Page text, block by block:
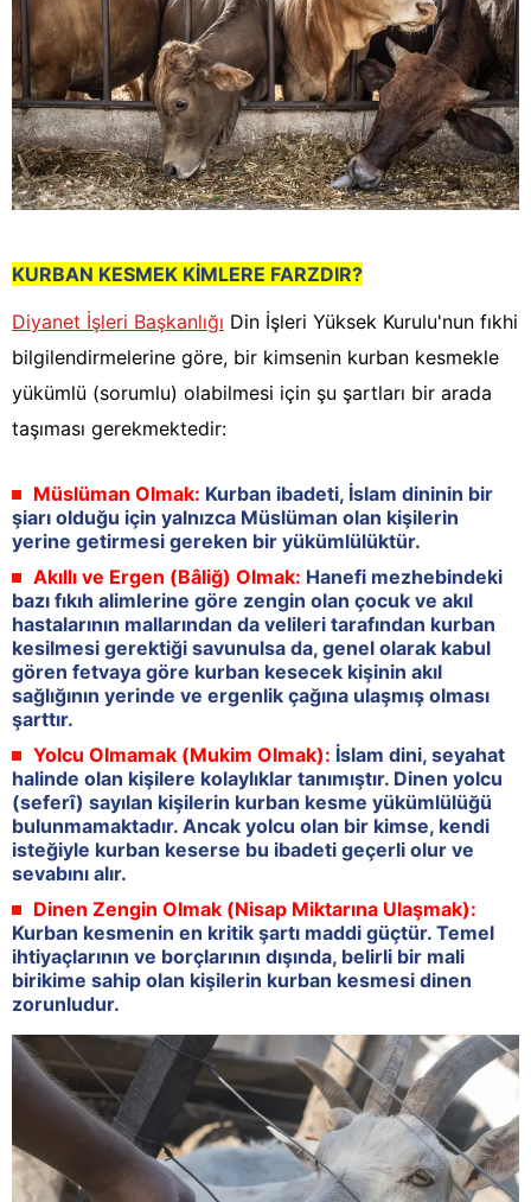
KURBAN KESMEK KİMLERE FARZDIR?
Diyanet İşleri Başkanlığı Din İşleri Yüksek Kurulu'nun fıkhi
bilgilendirmelerine göre, bir kimsenin kurban kesmekle
yükümlü (sorumlu) olabilmesi için şu şartları bir arada
taşıması gerekmektedir:
Müslüman Olmak: Kurban ibadeti, İslam dininin bir
şiarı olduğu için yalnızca Müslüman olan kişilerin
yerine getirmesi gereken bir yükümlülüktür.
Akıllı ve Ergen (Bâliğ) Olmak: Hanefi mezhebindeki
bazı fıkıh alimlerine göre zengin olan çocuk ve akıl
hastalarının mallarından da velileri tarafından kurban
kesilmesi gerektiği savunulsa da, genel olarak kabul
gören fetvaya göre kurban kesecek kişinin akıl
sağlığının yerinde ve ergenlik çağına ulaşmış olması
şarttır.
Yolcu Olmamak (Mukim Olmak): İslam dini, seyahat
halinde olan kişilere kolaylıklar tanımıştır. Dinen yolcu
(seferî) sayılan kişilerin kurban kesme yükümlülüğü
bulunmamaktadır. Ancak yolcu olan bir kimse, kendi
isteğiyle kurban keserse bu ibadeti geçerli olur ve
sevabını alır.
Dinen Zengin Olmak (Nisap Miktarına Ulaşmak):
Kurban kesmenin en kritik şartı maddi güçtür. Temel
ihtiyaçlarının ve borçlarının dışında, belirli bir mali
birikime sahip olan kişilerin kurban kesmesi dinen
zorunludur.